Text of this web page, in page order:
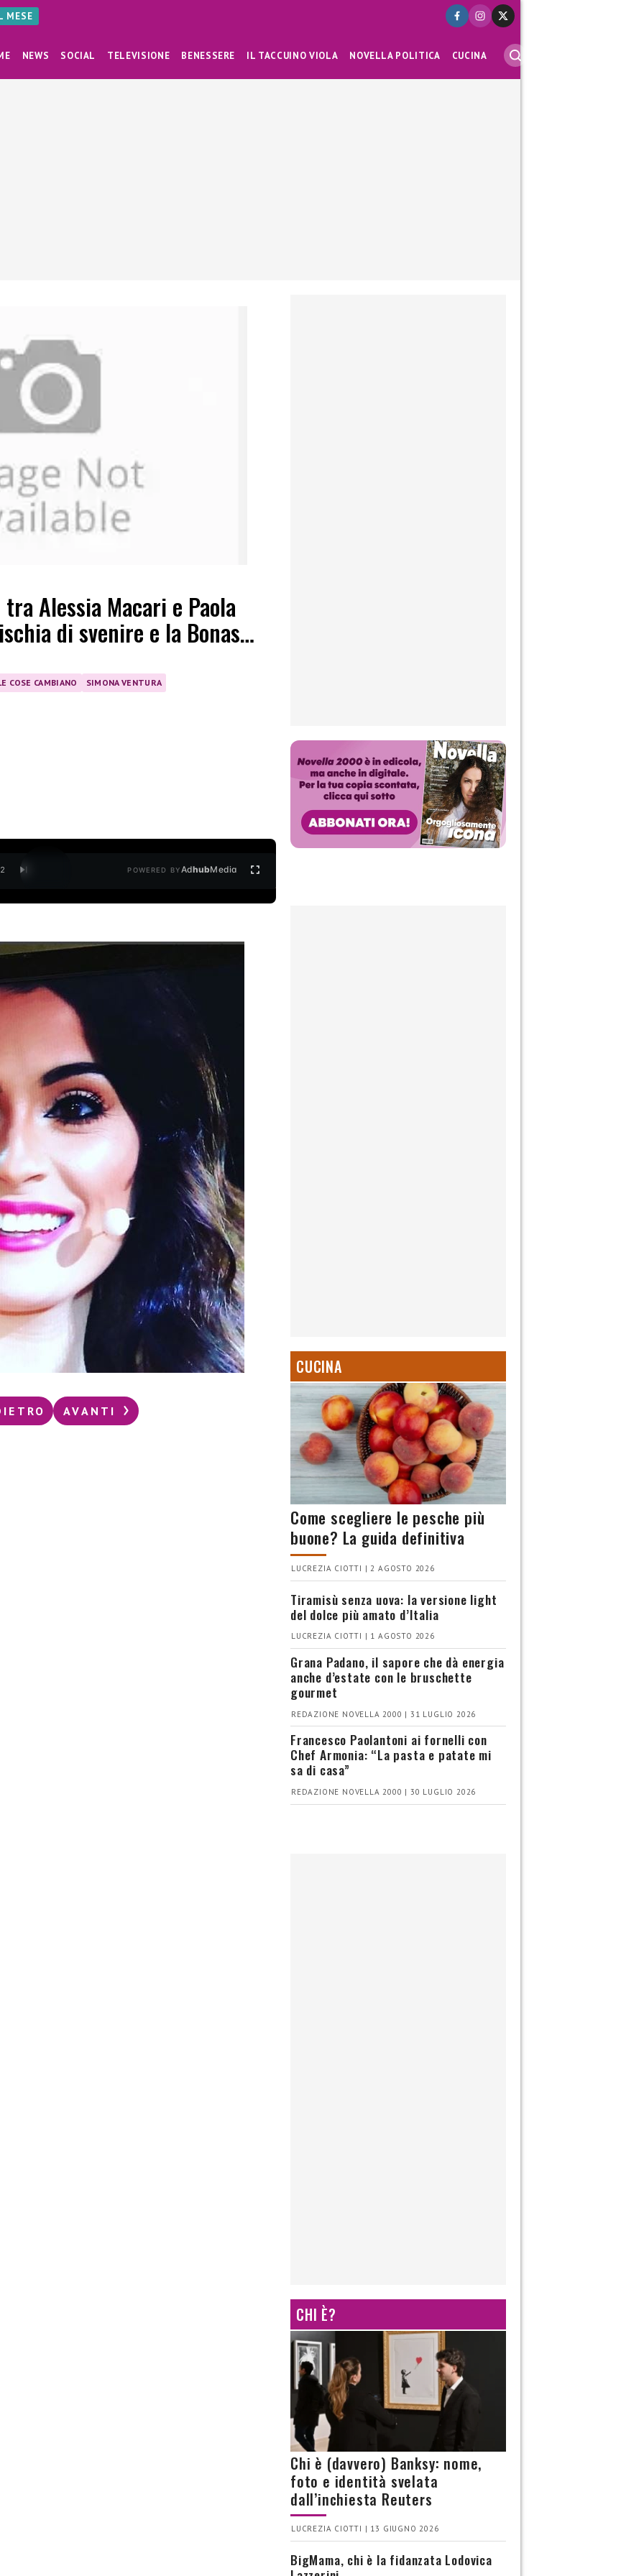
MESE
NEWS SOCIAL TELEVISIONE BENESSERE IL TACCUINO VIOLA NOVELLA POLITICA CUCINA
Alessia Macari e Paola
di svenire e la Bonas…
COSE CAMBIANO SIMONA VENTURA
2 POWERED BYAdhubMedia
AVANTI
CUCINA
Come scegliere le pesche più
buone? La guida definitiva
LUCREZIA CIOTTI | 2 AGOSTO 2026
Tiramisù senza uova: la versione light
del dolce più amato d’Italia
LUCREZIA CIOTTI | 1 AGOSTO 2026
Grana Padano, il sapore che dà energia
anche d’estate con le bruschette
gourmet
REDAZIONE NOVELLA 2000 | 31 LUGLIO 2026
Francesco Paolantoni ai fornelli con
Chef Armonia: “La pasta e patate mi
sa di casa”
REDAZIONE NOVELLA 2000 | 30 LUGLIO 2026
CHI È?
Chi è (davvero) Banksy: nome,
foto e identità svelata
dall’inchiesta Reuters
LUCREZIA CIOTTI | 13 GIUGNO 2026
BigMama, chi è la fidanzata Lodovica